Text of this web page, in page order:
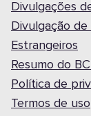
Divulgações
Divulgação de
Estrangeiros
Resumo do
Política de
Termos de uso